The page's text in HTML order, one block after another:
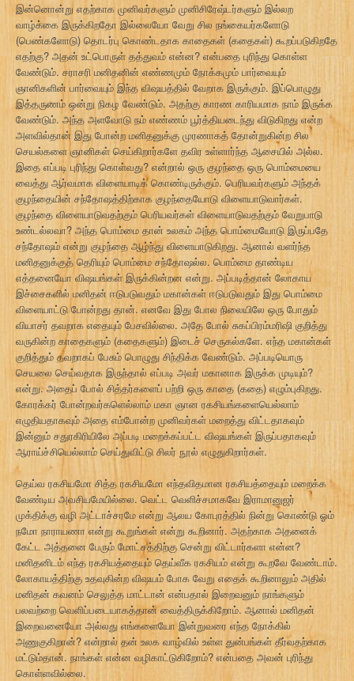
இன்னொன்று எதற்காக முனிவர்களும் முனிசிரேஷ்டர்களும் இல்லற
வாழ்க்கை இருக்கிறதோ இல்லையோ வேறு சில நங்கையர்களோடு
(பெண்களோடு) தொடர்பு கொண்டதாக காதைகள் (கதைகள்) கூறப்படுகிறதே
எதற்கு? அதன் உட்பொருள் தத்துவம் என்ன? என்பதை புரிந்து கொள்ள
வேண்டும். சராசரி மனிதனின் எண்ணமும் நோக்கமும் பார்வையும்
ஞானிகளின் பார்வையும் இந்த விஷயத்தில் வேறாக இருக்கும். இப்பொழுது
இத்தருணம் ஒன்று நிகழ வேண்டும். அதற்கு காரண காரியமாக நாம் இருக்க
வேண்டும். அந்த அளவோடு நம் எண்ணம் பூர்த்தியடைந்து விடுகிறது என்ற
அளவில்தான் இது போன்ற மனிதனுக்கு முரணாகத் தோன்றுகின்ற சில
செயல்களை ஞானிகள் செய்கிறார்களே தவிர உள்ளார்ந்த ஆசையில் அல்ல.
இதை எப்படி புரிந்து கொள்வது? என்றால் ஒரு குழந்தை ஒரு பொம்மையை
வைத்து ஆர்வமாக விளையாடிக் கொண்டிருக்கும். பெரியவர்களும் அந்தக்
குழந்தையின் சந்தோஷத்திற்காக குழந்தையோடு விளையாடுவார்கள்.
குழந்தை விளையாடுவதற்கும் பெரியவர்கள் விளையாடுவதற்கும் வேறுபாடு
உண்டல்லவா? அந்த பொம்மை தான் உலகம் அந்த பொம்மையோடு இருப்பதே
சந்தோஷம் என்று குழந்தை ஆழ்ந்து விளையாடுகிறது. ஆனால் வளர்ந்த
மனிதனுக்குத் தெரியும் பொம்மை சந்தோஷல்ல. பொம்மை தாண்டிய
எத்தனையோ விஷயங்கள் இருக்கின்றன என்று. அப்படித்தான் லோகாய
இச்சைகளில் மனிதன் ஈடுபடுவதும் மகான்கள் ஈடுபடுவதும் இது பொம்மை
விளையாட்டு போன்றது தான். எனவே இது போல நிலையிலே ஒரு போதும்
வியாசர் தவறாக எதையும் பேசவில்லை. அதே போல் சுகப்பிரம்மரிஷி குறித்து
வருகின்ற காதைகளும் (கதைகளும்) இடைச் செருகல்களே. எந்த மகான்கள்
குறித்தும் தவறாகப் பேசும் பொழுது சிந்திக்க வேண்டும். அப்படியொரு
செயலை செய்வதாக இருந்தால் எப்படி அவர் மகானாக இருக்க முடியும்?
என்று. அதைப் போல் சித்தர்களைப் பற்றி ஒரு காதை (கதை) எழும்புகிறது.
கோரக்கர் போன்றவர்களெல்லாம் மகா ஞான ரகசியங்களையெல்லாம்
எழுதியதாகவும் அதை எம்போன்ற முனிவர்கள் மறைத்து விட்டதாகவும்
இன்னும் சதுரகிரியிலே அப்படி மறைக்கப்பட்ட விஷயங்கள் இருப்பதாகவும்
ஆராய்ச்சியெல்லாம் செய்துவிட்டு சிலர் நூல் எழுதுகிறார்கள்.
தெய்வ ரகசியமோ சித்த ரகசியமோ எந்தவிதமான ரகசியத்தையும் மறைக்க
வேண்டிய அவசியமேயில்லை. வெட்ட வெளிச்சமாகவே இராமானுஜர்
முக்திக்கு வழி அட்டாச்சரமே என்று ஆலய கோபுரத்தில் நின்று கொண்டு ஓம்
நமோ நாராயணா என்று கூறுங்கள் என்று கூறினார். அதற்காக அதனைக்
கேட்ட அத்தனை பேரும் மோட்சத்திற்கு சென்று விட்டார்களா என்ன?
மனிதனிடம் எந்த ரகசியத்தையும் தெய்வீக ரகசியம் என்று கூறவே வேண்டாம்.
லோகாயத்திற்கு உதவுகின்ற விஷயம் போக வேறு எதைக் கூறினாலும் அதில்
மனிதன் கவனம் செலுத்த மாட்டான் என்பதால் இறைவனும் நாங்களும்
பலவற்றை வெளிப்படையாகத்தான் வைத்திருக்கிறோம். ஆனால் மனிதன்
இறைவனையோ அல்லது எங்களையோ இன்றுவரை எந்த நோக்கில்
அணுகுகிறான்? என்றால் தன் உலக வாழ்வில் உள்ள துன்பங்கள் தீர்வதற்காக
மட்டும்தான். நாங்கள் என்ன வழிகாட்டுகிறோம்? என்பதை அவன் புரிந்து
கொள்ளவில்லை.